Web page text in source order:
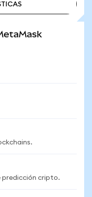
predicción cripto.